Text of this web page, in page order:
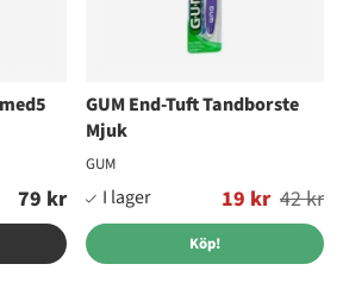
79 kr
GUM End-Tuft Tandborste
Mjuk
GUM
19 kr
Ordinarie pris: 42 kr
Köp!